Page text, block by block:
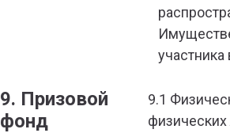
9. Призовой
фонд
9.1
физических